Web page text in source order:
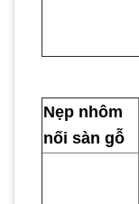
Nẹp nhôm
nối sàn gỗ